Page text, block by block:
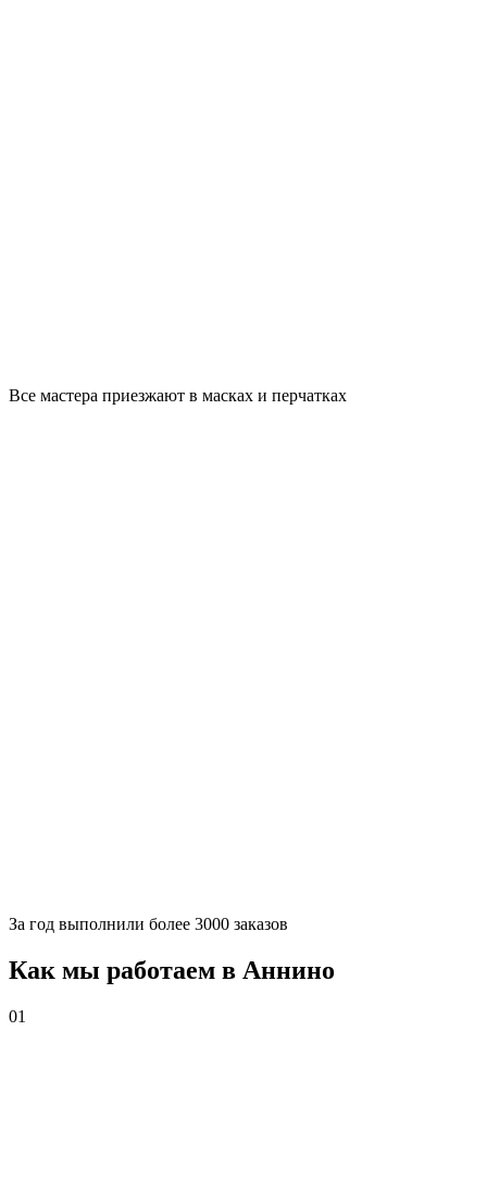
Все мастера приезжают в масках и перчатках
За год выполнили более 3000 заказов
Как мы работаем в Аннино
01